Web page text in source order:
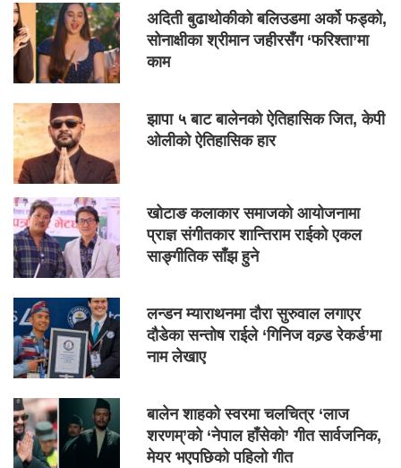
अदिती बुढाथोकीको बलिउडमा अर्को फड्को,
सोनाक्षीका श्रीमान जहीरसँग ‘फरिश्ता’मा
काम
झापा ५ बाट बालेनको ऐतिहासिक जित, केपी
ओलीको ऐतिहासिक हार
खोटाङ कलाकार समाजको आयोजनामा
प्राज्ञ संगीतकार शान्तिराम राईको एकल
साङ्गीतिक साँझ हुने
लन्डन म्याराथनमा दौरा सुरुवाल लगाएर
दौडेका सन्तोष राईले ‘गिनिज वल्र्ड रेकर्ड’मा
नाम लेखाए
बालेन शाहको स्वरमा चलचित्र ‘लाज
शरणम्’को ‘नेपाल हाँसेको’ गीत सार्वजनिक,
मेयर भएपछिको पहिलो गीत